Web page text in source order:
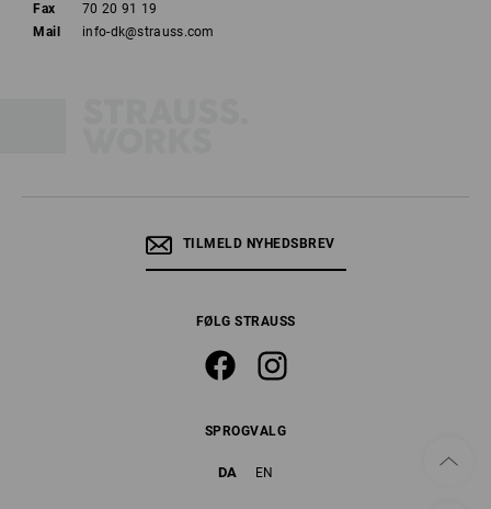
Fax
70 20 91 19
Mail
info-dk@strauss.com
TILMELD NYHEDSBREV
FØLG STRAUSS
SPROGVALG
DA EN